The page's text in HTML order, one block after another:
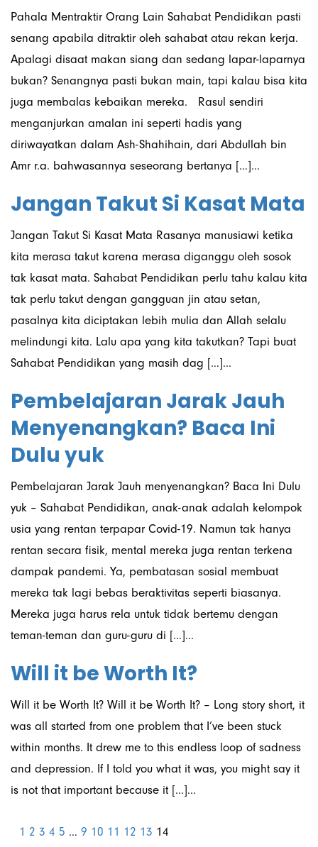
Pahala Mentraktir Orang Lain Sahabat Pendidikan pasti
senang apabila ditraktir oleh sahabat atau rekan kerja.
Apalagi disaat makan siang dan sedang lapar-laparnya
bukan? Senangnya pasti bukan main, tapi kalau bisa kita
juga membalas kebaikan mereka. Rasul sendiri
menganjurkan amalan ini seperti hadis yang
diriwayatkan dalam Ash-Shahihain, dari Abdullah bin
Amr r.a. bahwasannya seseorang bertanya […]...
Jangan Takut Si Kasat Mata
Jangan Takut Si Kasat Mata Rasanya manusiawi ketika
kita merasa takut karena merasa diganggu oleh sosok
tak kasat mata. Sahabat Pendidikan perlu tahu kalau kita
tak perlu takut dengan gangguan jin atau setan,
pasalnya kita diciptakan lebih mulia dan Allah selalu
melindungi kita. Lalu apa yang kita takutkan? Tapi buat
Sahabat Pendidikan yang masih dag […]...
Pembelajaran Jarak Jauh
Menyenangkan? Baca Ini
Dulu yuk
Pembelajaran Jarak Jauh menyenangkan? Baca Ini Dulu
yuk – Sahabat Pendidikan, anak-anak adalah kelompok
usia yang rentan terpapar Covid-19. Namun tak hanya
rentan secara fisik, mental mereka juga rentan terkena
dampak pandemi. Ya, pembatasan sosial membuat
mereka tak lagi bebas beraktivitas seperti biasanya.
Mereka juga harus rela untuk tidak bertemu dengan
teman-teman dan guru-guru di […]...
Will it be Worth It?
Will it be Worth It? Will it be Worth It? – Long story short, it
was all started from one problem that I’ve been stuck
within months. It drew me to this endless loop of sadness
and depression. If I told you what it was, you might say it
is not that important because it […]...
1 2 3 4 5 … 9 10 11 12 13 14